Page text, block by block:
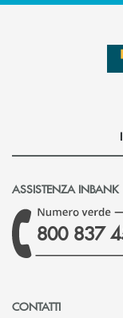
ASSISTENZA INBANK
800 837
CONTATTI